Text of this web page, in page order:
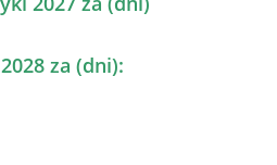
za (dni):